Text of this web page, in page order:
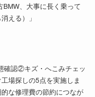
、大事に長く乗って
える）」
確認②キズ・へこみチェッ
場探しの5点を実施しま
な修理費の節約につなが